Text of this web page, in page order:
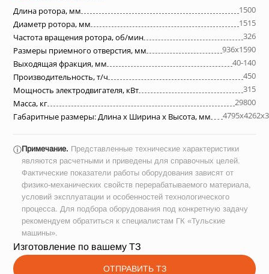
Длина ротора, мм
1500
Диаметр ротора, мм
1515
Частота вращения ротора, об/мин
326
Размеры приемного отверстия, мм
936х1590
Выходящая фракция, мм
40-140
Производительность, т/ч
450
Мощность электродвигателя, кВт
315
Масса, кг
29800
Габаритные размеры: Длина х Ширина х Высота, мм
ⓘПримечание. Представленные технические характеристики
являются расчетными и приведены для справочных целей.
Фактические показатели работы оборудования зависят от
физико-механических свойств перерабатываемого материала,
условий эксплуатации и особенностей технологического
процесса. Для подбора оборудования под конкретную задачу
рекомендуем обратиться к специалистам ГК «Тульские
машины».
Изготовление по вашему ТЗ
ОТПРАВИТЬ ТЗ